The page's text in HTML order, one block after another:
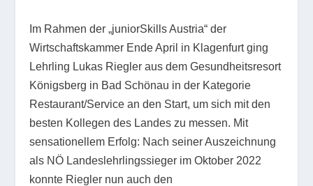
Im Rahmen der „juniorSkills Austria“ der
Wirtschaftskammer Ende April in Klagenfurt ging
Lehrling Lukas Riegler aus dem Gesundheitsresort
Königsberg in Bad Schönau in der Kategorie
Restaurant/Service an den Start, um sich mit den
besten Kollegen des Landes zu messen. Mit
sensationellem Erfolg: Nach seiner Auszeichnung
als NÖ Landeslehrlingssieger im Oktober 2022
konnte Riegler nun auch den